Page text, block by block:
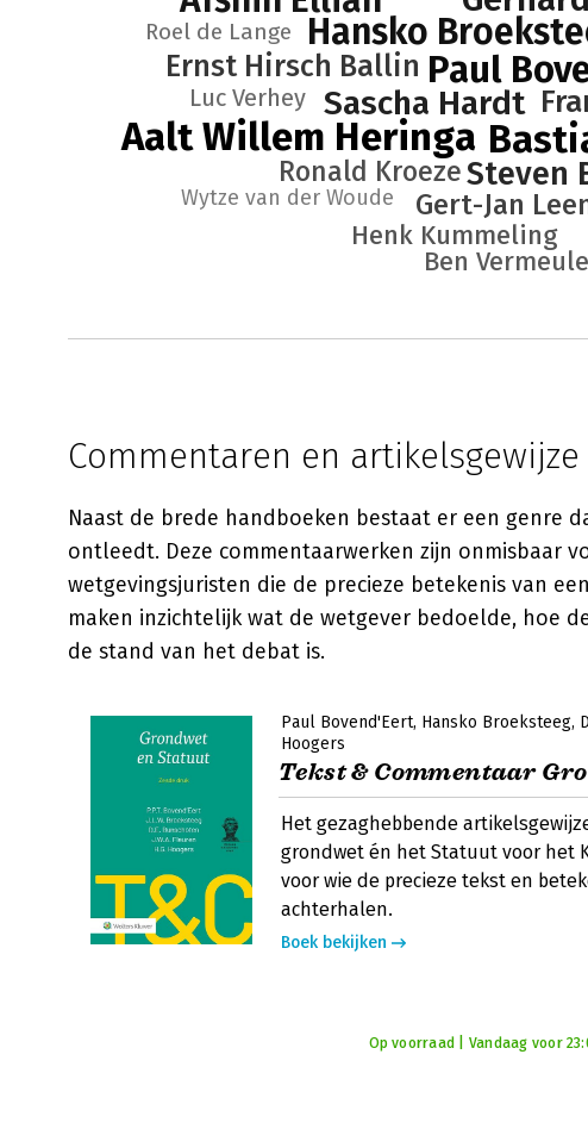
Aalt Willem Heringa
Paul
Hansko
Sascha Hardt
Steven
Ernst Hirsch Ballin
Gert-Jan
Ronald Kroeze
Henk Kummeling
Ben
Luc Verhey
Roel de Lange
Wytze van der Woude
Commentaren en
Naast de brede handboeken bestaat er een genre
ontleedt. Deze commentaarwerken zijn onmisbaar
wetgevingsjuristen die de precieze betekenis van
maken inzichtelijk wat de wetgever bedoelde, hoe
de stand van het debat is.
Paul Bovend'Eert Hansko Broeksteeg
Hoogers
Tekst & Commentaar
Het gezaghebbende
grondwet én het Statuut voor het
voor wie de precieze tekst en
achterhalen.
Boek bekijken
Op voorraad | Vandaag voor